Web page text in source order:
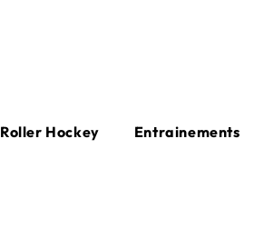
Roller Hockey Entrainements